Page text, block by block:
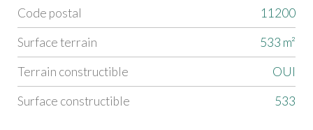
Label Value
Code postal
11200
surface terrain
533 m²
Terrain constructible
OUI
Surface constructible
533